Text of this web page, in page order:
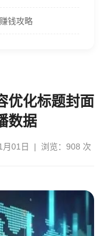
钱攻略
优化标题封面
数据
月01日 | 浏览：908 次